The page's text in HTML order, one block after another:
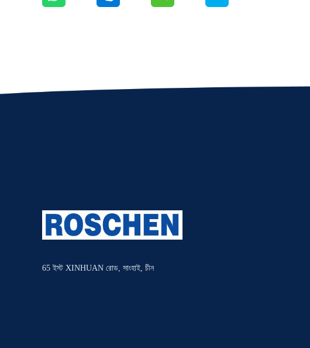
65 ইস্ট XINHUAN রোড, সাংহাই, চীন